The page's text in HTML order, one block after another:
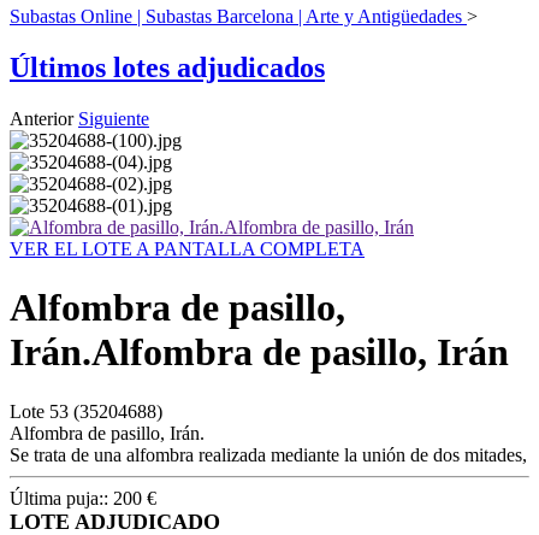
Subastas Online | Subastas Barcelona | Arte y Antigüedades >
Últimos lotes adjudicados
Anterior Siguiente
VER EL LOTE A PANTALLA COMPLETA
Alfombra de pasillo,
Irán.Alfombra de pasillo, Irán
Lote 53 (35204688)
Alfombra de pasillo, Irán.
Se trata de una alfombra realizada mediante la unión de dos mitades,
Última puja:: 200 €
LOTE ADJUDICADO